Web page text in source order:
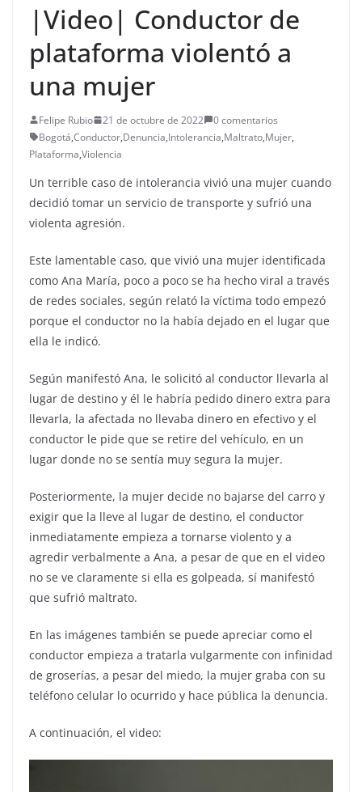
|Video| Conductor de
plataforma violentó a
una mujer
Felipe Rubio 21 de octubre de 2022
0 comentarios
Bogotá,Conductor,Denuncia,Intolerancia,Maltrato,Mujer,
Plataforma,Violencia
Un terrible caso de intolerancia vivió una mujer cuando
decidió tomar un servicio de transporte y sufrió una
violenta agresión.
Este lamentable caso, que vivió una mujer identificada
como Ana María, poco a poco se ha hecho viral a través
de redes sociales, según relató la víctima todo empezó
porque el conductor no la había dejado en el lugar que
ella le indicó.
Según manifestó Ana, le solicitó al conductor llevarla al
lugar de destino y él le habría pedido dinero extra para
llevarla, la afectada no llevaba dinero en efectivo y el
conductor le pide que se retire del vehículo, en un
lugar donde no se sentía muy segura la mujer.
Posteriormente, la mujer decide no bajarse del carro y
exigir que la lleve al lugar de destino, el conductor
inmediatamente empieza a tornarse violento y a
agredir verbalmente a Ana, a pesar de que en el video
no se ve claramente si ella es golpeada, sí manifestó
que sufrió maltrato.
En las imágenes también se puede apreciar como el
conductor empieza a tratarla vulgarmente con infinidad
de groserías, a pesar del miedo, la mujer graba con su
teléfono celular lo ocurrido y hace pública la denuncia.
A continuación, el video: